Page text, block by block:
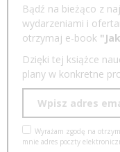
Bądź na bieżąco z
wydarzeniami i
otrzymaj e-book
Dzięki tej książce
plany w konkretne
Wyrażam zgodę na
mnie adres poczty